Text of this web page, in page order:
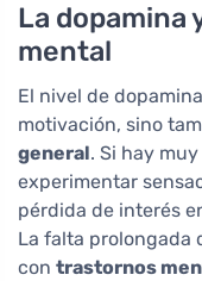
La dopamina
mental
El nivel de
motivación, sino
general. Si hay
experimentar
pérdida de interés
La falta prolongada
con trastornos